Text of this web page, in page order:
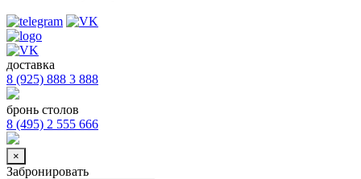
доставка
8 (925) 888 3 888
бронь столов
8 (495) 2 555 666
×
Забронировать